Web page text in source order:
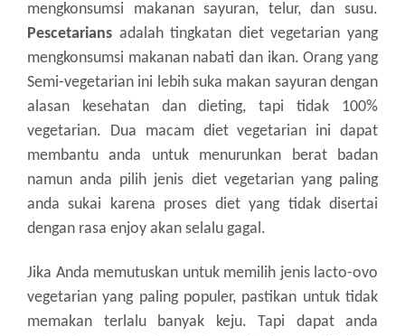
mengkonsumsi makanan sayuran, telur, dan susu.
Pescetarians adalah tingkatan diet vegetarian yang
mengkonsumsi makanan nabati dan ikan. Orang yang
Semi-vegetarian ini lebih suka makan sayuran dengan
alasan kesehatan dan dieting, tapi tidak 100%
vegetarian. Dua macam diet vegetarian ini dapat
membantu anda untuk menurunkan berat badan
namun anda pilih jenis diet vegetarian yang paling
anda sukai karena proses diet yang tidak disertai
dengan rasa enjoy akan selalu gagal.
Jika Anda memutuskan untuk memilih jenis lacto-ovo
vegetarian yang paling populer, pastikan untuk tidak
memakan terlalu banyak keju. Tapi dapat anda